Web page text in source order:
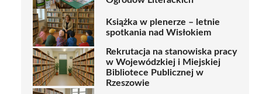
Książka w plenerze – letnie
spotkania nad Wisłokiem
Rekrutacja na stanowiska pracy
w Wojewódzkiej i Miejskiej
Bibliotece Publicznej w
Rzeszowie